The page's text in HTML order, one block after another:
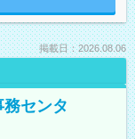
掲載日：2026.08.06
務センタ